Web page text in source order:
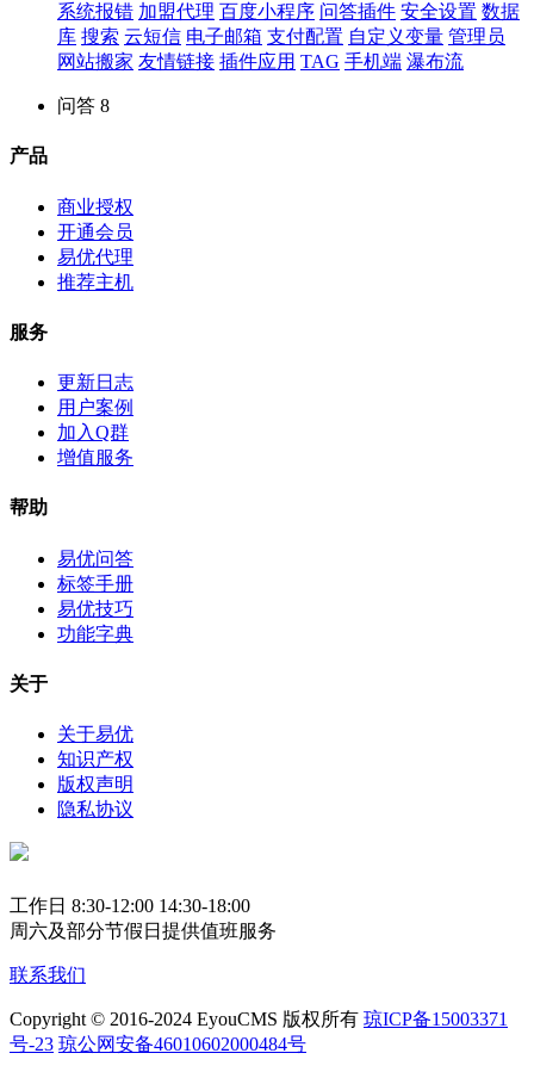
系统报错 加盟代理 百度小程序 问答插件 安全设置 数据
库 搜索 云短信 电子邮箱 支付配置 自定义变量 管理员
网站搬家 友情链接 插件应用 TAG 手机端 瀑布流
问答 8
产品
商业授权
开通会员
易优代理
推荐主机
服务
更新日志
用户案例
加入Q群
增值服务
帮助
易优问答
标签手册
易优技巧
功能字典
关于
关于易优
知识产权
版权声明
隐私协议
工作日 8:30-12:00 14:30-18:00
周六及部分节假日提供值班服务
联系我们
Copyright © 2016-2024 EyouCMS 版权所有 琼ICP备15003371
号-23 琼公网安备46010602000484号